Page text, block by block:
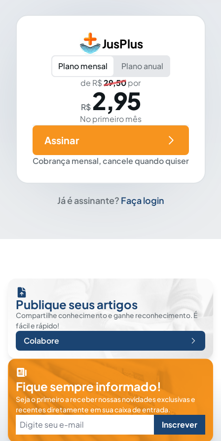
JusPlus
Plano mensal
Plano anual
de R$29,50por
R$ 2,95
No primeiro mês
Cobrança mensal, cancele quando quiser
Assinar
Já é assinante? Faça login
Publique seus artigos
Compartilhe conhecimento e ganhe reconhecimento. É
fácil e rápido!
Colabore
Fique sempre informado!
Seja o primeiro a receber nossas novidades exclusivas e
recentes diretamente em sua caixa de entrada.
Inscrever